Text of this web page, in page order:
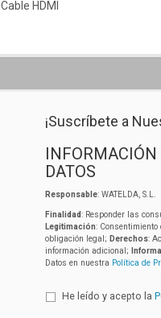
Cable HDMI
¡Suscríbete a
INFORMACIÓN
DATOS
Responsable: WATELDA, S.L.
Finalidad: Responder las
Legitimación: Consentimiento
obligación legal; Derechos:
información adicional;
Datos en nuestra Política de
He leído y acepto la